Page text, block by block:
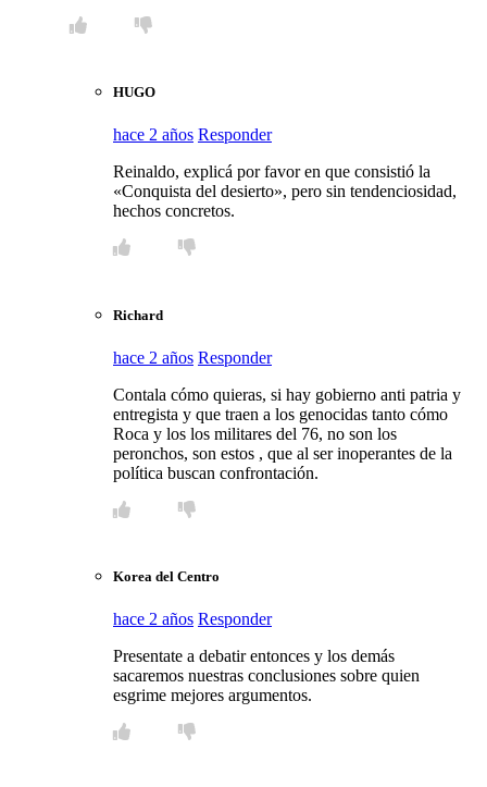
HUGO
hace 2 años Responder
Reinaldo, explicá por favor en que consistió la
«Conquista del desierto», pero sin tendenciosidad,
hechos concretos.
Richard
hace 2 años Responder
Contala cómo quieras, si hay gobierno anti patria y
entregista y que traen a los genocidas tanto cómo
Roca y los los militares del 76, no son los
peronchos, son estos , que al ser inoperantes de la
política buscan confrontación.
Korea del Centro
hace 2 años Responder
Presentate a debatir entonces y los demás
sacaremos nuestras conclusiones sobre quien
esgrime mejores argumentos.